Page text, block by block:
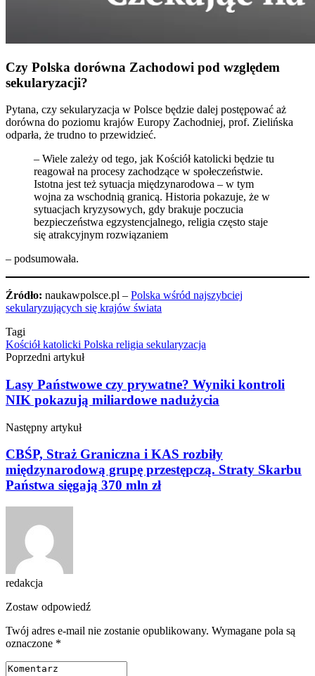
Czy Polska dorówna Zachodowi pod względem
sekularyzacji?
Pytana, czy sekularyzacja w Polsce będzie dalej postępować aż
dorówna do poziomu krajów Europy Zachodniej, prof. Zielińska
odparła, że trudno to przewidzieć.
– Wiele zależy od tego, jak Kościół katolicki będzie tu
reagował na procesy zachodzące w społeczeństwie.
Istotna jest też sytuacja międzynarodowa – w tym
wojna za wschodnią granicą. Historia pokazuje, że w
sytuacjach kryzysowych, gdy brakuje poczucia
bezpieczeństwa egzystencjalnego, religia często staje
się atrakcyjnym rozwiązaniem
– podsumowała.
Źródło: naukawpolsce.pl – Polska wśród najszybciej
sekularyzujących się krajów świata
Tagi
Kościół katolicki Polska religia sekularyzacja
Poprzedni artykuł
Lasy Państwowe czy prywatne? Wyniki kontroli
NIK pokazują miliardowe nadużycia
Następny artykuł
CBŚP, Straż Graniczna i KAS rozbiły
międzynarodową grupę przestępczą. Straty Skarbu
Państwa sięgają 370 mln zł
redakcja
Zostaw odpowiedź
Twój adres e-mail nie zostanie opublikowany. Wymagane pola są
oznaczone *